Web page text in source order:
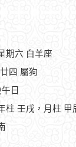
期六 白羊座
四 屬狗
日
柱 壬戌，月柱